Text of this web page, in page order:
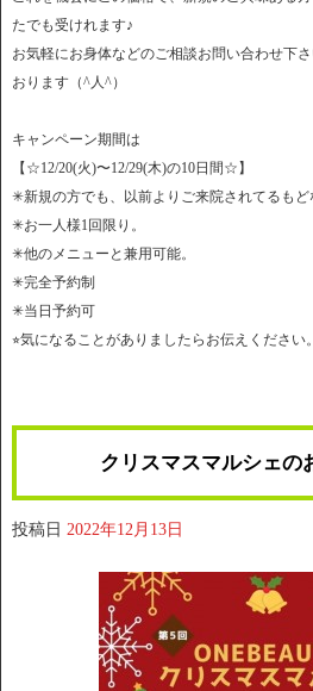
たでも受けれます♪
お気軽にお身体などのご相談お問い合わせ下
おります（^人^）
キャンペーン期間は
【☆12/20(火)〜12/29(木)の10日間☆】
✳︎新規の方でも、以前よりご来院されてるもど
✳︎お一人様1回限り。
✳︎他のメニューと兼用可能。
✳︎完全予約制
✳︎当日予約可
⭐︎気になることがありましたらお伝えください。
クリスマスマルシェの
投稿日 2022年12月13日